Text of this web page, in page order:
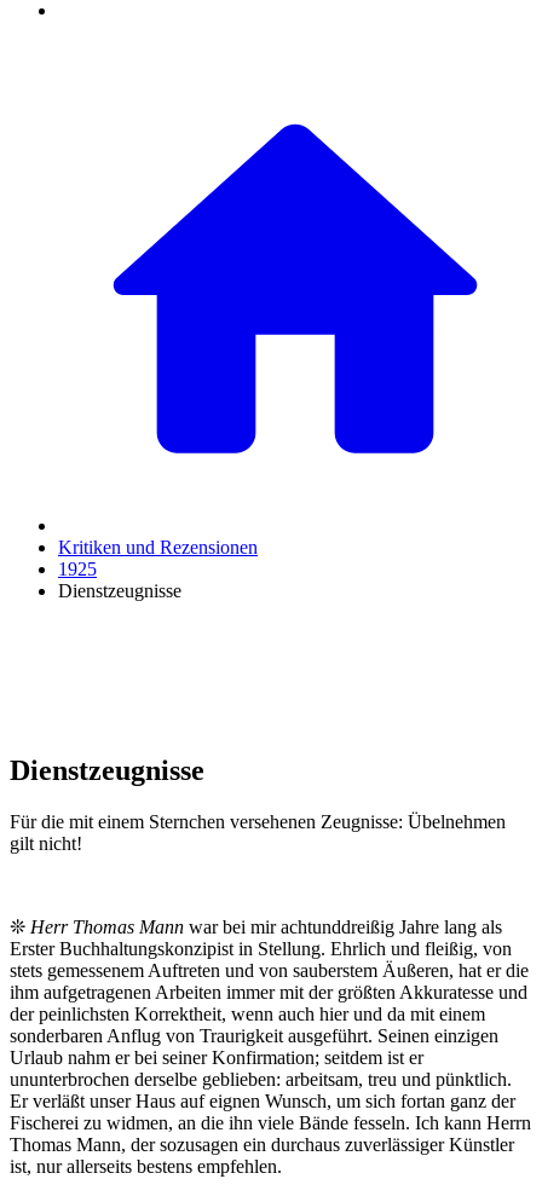
Kritiken und Rezensionen
1925
Dienstzeugnisse
Dienstzeugnisse
Für die mit einem Sternchen versehenen Zeugnisse: Übelnehmen
gilt nicht!
❊ Herr Thomas Mann war bei mir achtunddreißig Jahre lang als
Erster Buchhaltungskonzipist in Stellung. Ehrlich und fleißig, von
stets gemessenem Auftreten und von sauberstem Äußeren, hat er die
ihm aufgetragenen Arbeiten immer mit der größten Akkuratesse und
der peinlichsten Korrektheit, wenn auch hier und da mit einem
sonderbaren Anflug von Traurigkeit ausgeführt. Seinen einzigen
Urlaub nahm er bei seiner Konfirmation; seitdem ist er
ununterbrochen derselbe geblieben: arbeitsam, treu und pünktlich.
Er verläßt unser Haus auf eignen Wunsch, um sich fortan ganz der
Fischerei zu widmen, an die ihn viele Bände fesseln. Ich kann Herrn
Thomas Mann, der sozusagen ein durchaus zuverlässiger Künstler
ist, nur allerseits bestens empfehlen.